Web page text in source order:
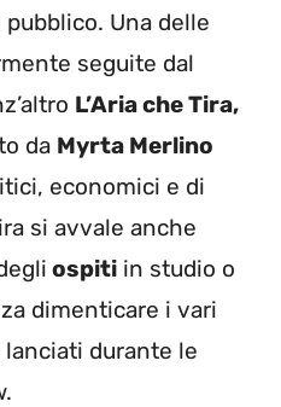
Una delle
seguite dal
L’Aria che Tira,
da Myrta Merlino
economici e di
si avvale anche
ospiti in studio o
dimenticare i vari
durante le